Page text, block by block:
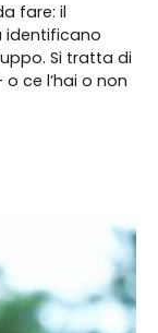
fare: il
identificano
Si tratta di
ce l’hai o non